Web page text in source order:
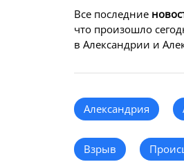
Все последние
что произошло
в Александрии и
Александрия
Взрыв